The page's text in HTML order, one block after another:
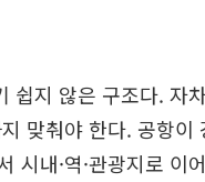
쉽지 않은 구조다. 자
맞춰야 한다. 공항이
시내·역·관광지로 이